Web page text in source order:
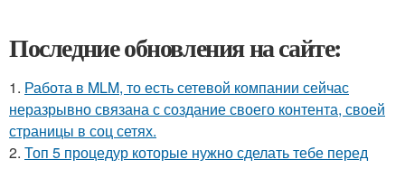
Последние обновления на сайте:
1. Работа в MLM, то есть сетевой компании сейчас
неразрывно связана с создание своего контента, своей
страницы в соц сетях.
2. Топ 5 процедур которые нужно сделать тебе перед